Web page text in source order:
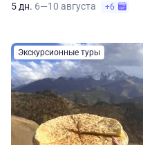
5 дн. 6—10 августа +6
Экскурсионные туры